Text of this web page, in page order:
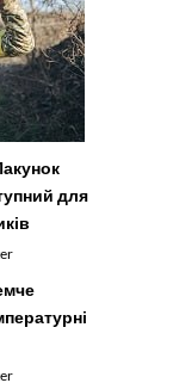
для